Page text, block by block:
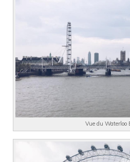
Vue du Waterloo